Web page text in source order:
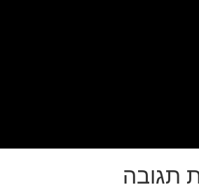
תגובה